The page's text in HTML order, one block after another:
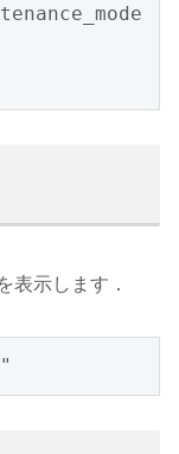
表示します．